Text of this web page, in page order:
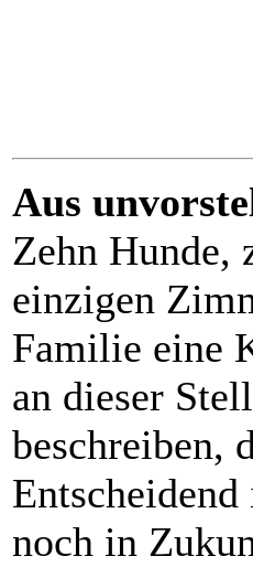
Aus
Zehn Hunde,
einzigen
Familie eine
an dieser
beschreiben,
noch in